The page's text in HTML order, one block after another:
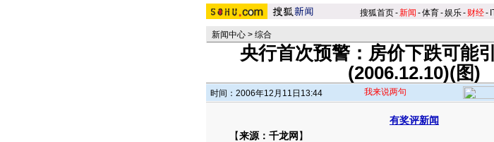
搜狐首页-新闻 -体育-娱乐- 财经-
新闻中心 > 综合
央行首次预警：房价下跌可能
(2006.12.10)(图)
时间：2006年12月11日13:44 我来说两句
有奖评新闻
【来源：千龙网 】